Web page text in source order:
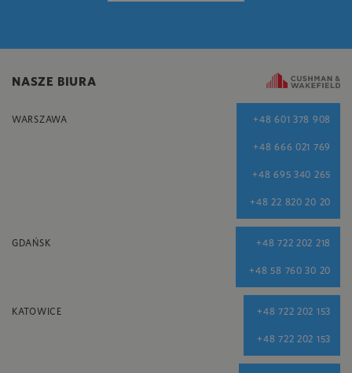
NASZE BIURA
WARSZAWA +48 601 378 908
+48 666 021 769
+48 695 340 265
+48 22 820 20 20
GDAŃSK +48 722 202 218
+48 58 760 30 20
KATOWICE +48 722 202 153
+48 722 202 153